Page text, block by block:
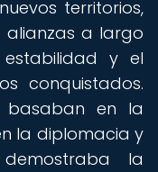
territorios,
alianzas a largo
y el
conquistados.
basaban en la
la diplomacia y
la